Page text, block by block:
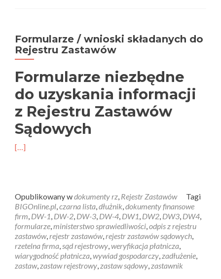
Formularze / wnioski składanych do
Rejestru Zastawów
Formularze niezbędne
do uzyskania informacji
z Rejestru Zastawów
Sądowych
[…]
Opublikowany wdokumenty rz, Rejestr Zastawów
Tagi
BIGOnline.pl,czarna lista,dłużnik,dokumenty finansowe
firm, DW-1, DW-2, DW-3, DW-4, DW1, DW2, DW3, DW4,
formularze,ministerstwo sprawiedliwości,odpis z rejestru
zastawów,rejestr zastawów,rejestr zastawów sądowych,
rzetelna firma,sąd rejestrowy,weryfikacja płatnicza,
wiarygodność płatnicza,wywiad gospodarczy,zadłużenie,
zastaw,zastaw rejestrowy,zastaw sądowy,zastawnik